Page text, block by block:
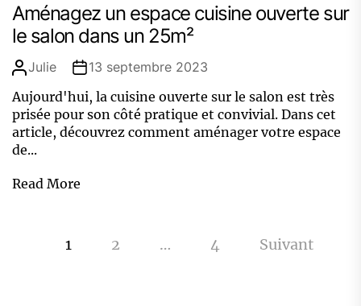
Aménagez un espace cuisine ouverte sur
le salon dans un 25m²
Julie
13 septembre 2023
Aujourd'hui, la cuisine ouverte sur le salon est très
prisée pour son côté pratique et convivial. Dans cet
article, découvrez comment aménager votre espace
de...
Read More
Pagination
1 2 … 4 Suivant